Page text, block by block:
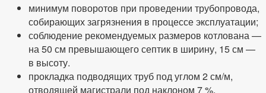
минимум поворотов при проведении трубопровода,
собирающих загрязнения в процессе эксплуатации;
соблюдение рекомендуемых размеров котлована —
на 50 см превышающего септик в ширину, 15 см —
в высоту.
прокладка подводящих труб под углом 2 см/м,
отводящей магистрали под наклоном 7 %.